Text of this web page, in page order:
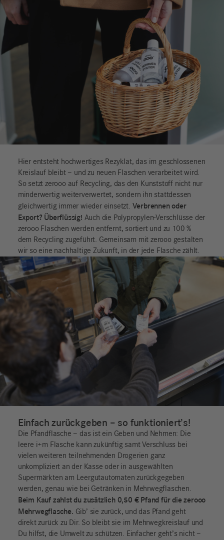
Hier entsteht hochwertiges Rezyklat, das im geschlossenen
Kreislauf bleibt – und zu neuen Flaschen verarbeitet wird.
So setzt zerooo auf Recycling, das den Kunststoff nicht nur
minderwertig weiterverwertet, sondern ihn stattdessen
gleichwertig immer wieder einsetzt. Verbrennen oder
Export? Überflüssig! Auch die Polypropylen-Verschlüsse der
zerooo Flaschen werden entfernt, sortiert und zu 100 %
dem Recycling zugeführt. Gemeinsam mit zerooo gestalten
wir so eine nachhaltige Zukunft, in der jede Flasche zählt.
Einfach zurückgeben – so funktioniert’s!
Die Pfandflasche – das ist ein Geben und Nehmen: Die
leere i+m Flasche kann zukünftig samt Verschluss bei
vielen weiteren teilnehmenden Drogerien ganz
unkompliziert an der Kasse oder in ausgewählten
Supermärkten am Leergutautomaten zurückgegeben
werden, genau wie bei Getränken in Mehrwegflaschen.
Beim Kauf zahlst du zusätzlich 0,50 € Pfand für die zerooo
Mehrwegflasche. Gib’ sie zurück, und das Pfand geht
direkt zurück zu Dir. So bleibt sie im Mehrwegkreislauf und
Du hilfst, die Umwelt zu schützen. Einfacher geht’s nicht –